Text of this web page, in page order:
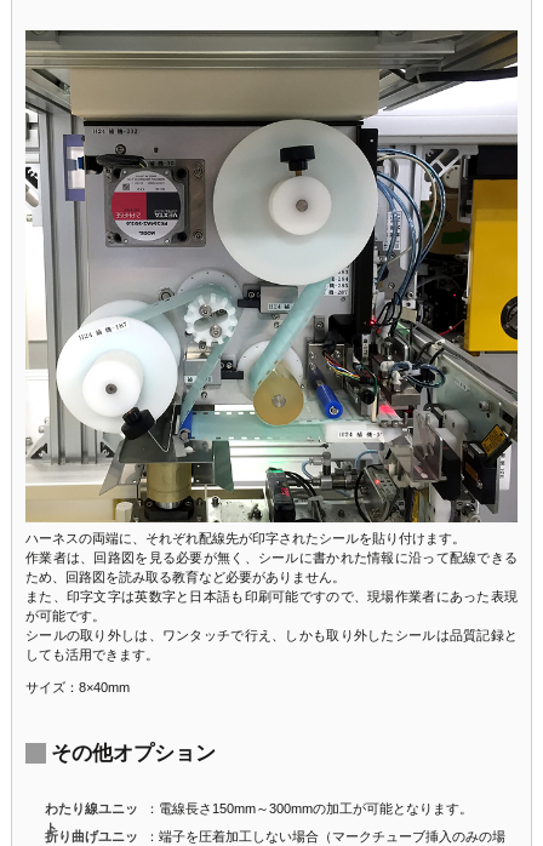
ハーネスの両端に、それぞれ配線先が印字されたシールを貼り付けます。
作業者は、回路図を見る必要が無く、シールに書かれた情報に沿って配線できる
ため、回路図を読み取る教育など必要がありません。
また、印字文字は英数字と日本語も印刷可能ですので、現場作業者にあった表現
が可能です。
シールの取り外しは、ワンタッチで行え、しかも取り外したシールは品質記録と
しても活用できます。
サイズ：8×40mm
その他オプション
わたり線ユニッ
ト
：電線長さ150mm～300mmの加工が可能となります。
折り曲げユニッ
：端子を圧着加工しない場合（マークチューブ挿入のみの場